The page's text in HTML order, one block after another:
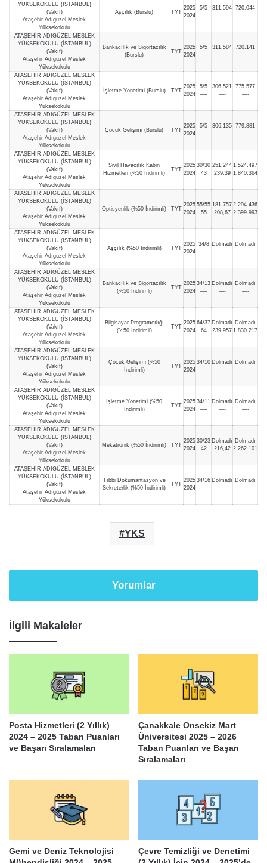
YÜKSEKOKULU (İSTANBUL)
(Vakıf)
Ataşehir Adıgüzel Meslek
Yüksekokulu
Aşçılık (Burslu) TYT
2025
2024
5/5
—-
311,594
—-
720.044
—-
ATAŞEHİR ADIGÜZEL MESLEK
YÜKSEKOKULU (İSTANBUL)
(Vakıf)
Ataşehir Adıgüzel Meslek
Yüksekokulu
Bankacılık ve Sigortacılık
(Burslu)
TYT
2025
2024
5/5
—-
311,584
—-
720.141
—-
ATAŞEHİR ADIGÜZEL MESLEK
YÜKSEKOKULU (İSTANBUL)
(Vakıf)
Ataşehir Adıgüzel Meslek
Yüksekokulu
İşletme Yönetimi (Burslu) TYT
2025
2024
5/5
—-
306,521
—-
775.577
—-
ATAŞEHİR ADIGÜZEL MESLEK
YÜKSEKOKULU (İSTANBUL)
(Vakıf)
Ataşehir Adıgüzel Meslek
Yüksekokulu
Çocuk Gelişimi (Burslu) TYT
2025
2024
5/5
—-
306,135
—-
779.881
—-
ATAŞEHİR ADIGÜZEL MESLEK
YÜKSEKOKULU (İSTANBUL)
(Vakıf)
Ataşehir Adıgüzel Meslek
Yüksekokulu
Sivil Havacılık Kabin
Hizmetleri (%50 İndirimli)
TYT
2025
2024
30/30
43
251,244
239,39
1.524.497
1.840.364
ATAŞEHİR ADIGÜZEL MESLEK
YÜKSEKOKULU (İSTANBUL)
(Vakıf)
Ataşehir Adıgüzel Meslek
Yüksekokulu
Optisyenlik (%50 İndirimli) TYT
2025
2024
55/55
55
181,757
208,67
2.294.436
2.399.993
ATAŞEHİR ADIGÜZEL MESLEK
YÜKSEKOKULU (İSTANBUL)
(Vakıf)
Ataşehir Adıgüzel Meslek
Yüksekokulu
Aşçılık (%50 İndirimli) TYT
2025
2024
34/8
—-
Dolmadı
—-
Dolmadı
—-
ATAŞEHİR ADIGÜZEL MESLEK
YÜKSEKOKULU (İSTANBUL)
(Vakıf)
Ataşehir Adıgüzel Meslek
Yüksekokulu
Bankacılık ve Sigortacılık
(%50 İndirimli)
TYT
2025
2024
34/13
—-
Dolmadı
—-
Dolmadı
—-
ATAŞEHİR ADIGÜZEL MESLEK
YÜKSEKOKULU (İSTANBUL)
(Vakıf)
Ataşehir Adıgüzel Meslek
Yüksekokulu
Bilgisayar Programcılığı
(%50 İndirimli)
TYT
2025
2024
64/37
64
Dolmadı
239,957
Dolmadı
1.830.217
ATAŞEHİR ADIGÜZEL MESLEK
YÜKSEKOKULU (İSTANBUL)
(Vakıf)
Ataşehir Adıgüzel Meslek
Yüksekokulu
Çocuk Gelişimi (%50
İndirimli)
TYT
2025
2024
34/10
—-
Dolmadı
—-
Dolmadı
—-
ATAŞEHİR ADIGÜZEL MESLEK
YÜKSEKOKULU (İSTANBUL)
(Vakıf)
Ataşehir Adıgüzel Meslek
Yüksekokulu
İşletme Yönetimi (%50
İndirimli)
TYT
2025
2024
34/11
—-
Dolmadı
—-
Dolmadı
—-
ATAŞEHİR ADIGÜZEL MESLEK
YÜKSEKOKULU (İSTANBUL)
(Vakıf)
Ataşehir Adıgüzel Meslek
Yüksekokulu
Mekatronik (%50 İndirimli) TYT
2025
2024
30/23
42
Dolmadı
216,42
Dolmadı
2.262.101
ATAŞEHİR ADIGÜZEL MESLEK
YÜKSEKOKULU (İSTANBUL)
(Vakıf)
Ataşehir Adıgüzel Meslek
Yüksekokulu
Tıbbi Dokümantasyon ve
Sekreterlik (%50 İndirimli)
TYT
2025
2024
34/16
—-
Dolmadı
—-
Dolmadı
—-
YKS
Yorumlar
İlgili Makaleler
Posta Hizmetleri (2 Yıllık)
2024 – 2025 Taban Puanları
ve Başarı Sıralamaları
Çanakkale Onsekiz Mart
Üniversitesi 2025 – 2026
Taban Puanları ve Başarı
Sıralamaları
Gemi ve Deniz Teknolojisi
Çevre Temizliği ve Denetimi